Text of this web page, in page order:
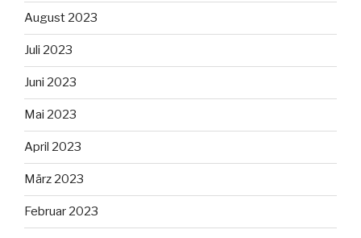
August 2023
Juli 2023
Juni 2023
Mai 2023
April 2023
März 2023
Februar 2023